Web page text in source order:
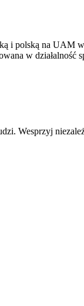
i polską na UAM
w działalność
Wesprzyj